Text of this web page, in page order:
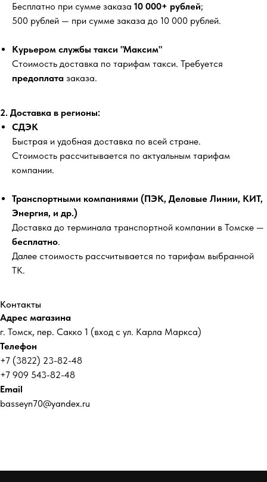
Бесплатно при сумме заказа 10 000+ рублей;
500 рублей — при сумме заказа до 10 000 рублей.
Курьером службы такси "Максим"
Стоимость доставка по тарифам такси. Требуется
предоплата заказа.
2. Доставка в регионы:
СДЭК
Быстрая и удобная доставка по всей стране.
Стоимость рассчитывается по актуальным тарифам
компании.
Транспортными компаниями (ПЭК, Деловые Линии, КИТ,
Энергия, и др.)
Доставка до терминала транспортной компании в Томске —
бесплатно.
Далее стоимость рассчитывается по тарифам выбранной
ТК.
Контакты
Адрес магазина
г. Томск, пер. Сакко 1 (вход с ул. Карла Маркса)
Телефон
+7 (3822) 23-82-48
+7 909 543-82-48
Email
basseyn70@yandex.ru